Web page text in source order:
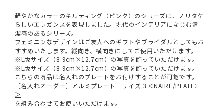
軽やかなカラーのキルティング（ピンク）のシリーズは、ノリタケ
らしいエレガンスを表現しました。現代のインテリアになじむ清
潔感のあるシリーズ。
フェミニンなデザインはご友人へのギフトやブライダルとしてもお
すすめいたします。縦向き、横向きにしてご使用いただけます。
※L版サイズ（8.9cm×12.7cm）の写真を飾っていただけます。
※L版サイズ（8.9cm×12.7cm）の写真を飾っていただけます。
こちらの商品は名入れのプレートをお付けすることが可能です。
［名入れオーダー］アルミプレート サイズ３＜NAIRE/PLATE3
＞
を組み合わせてお使いいただけます。